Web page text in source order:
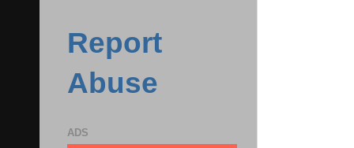
Report
Abuse
ADS